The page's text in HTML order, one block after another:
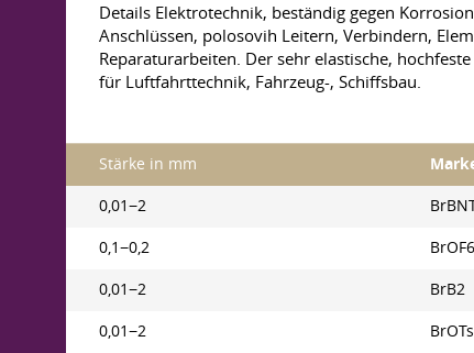
Details Elektrotechnik, beständig gegen
Anschlüssen, polosovih Leitern, Verbindern,
Reparaturarbeiten. Der sehr elastische,
für Luftfahrttechnik, Fahrzeug-, Schiffsbau.
Stärke in mm
0,01−2
0,1−0,2
0,01−2 BrB2
0,01−2